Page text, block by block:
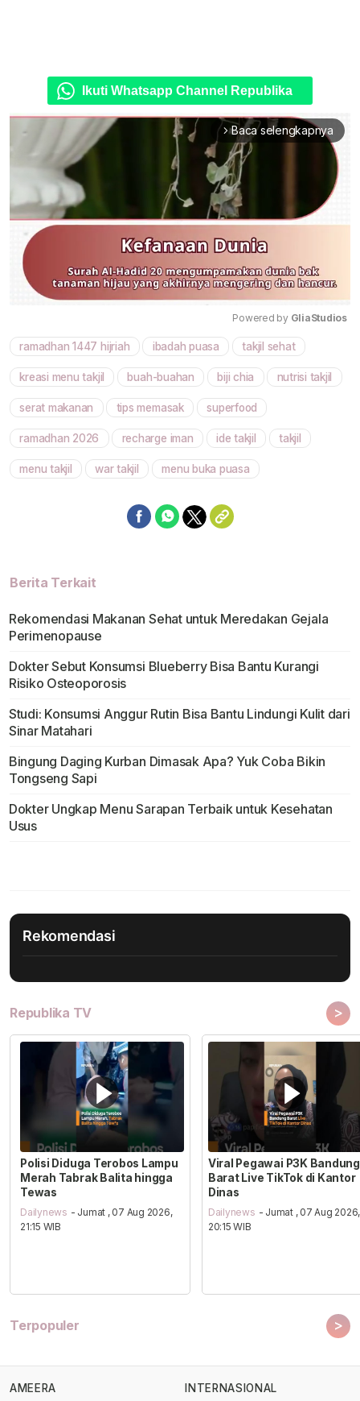
Ikuti Whatsapp Channel Republika
arrow_forward_ios Baca selengkapnya
Mute
Powered by GliaStudios
ramadhan 1447 hijriah ibadah puasa takjil sehat
kreasi menu takjil buah-buahan biji chia nutrisi takjil
serat makanan tips memasak superfood
ramadhan 2026 recharge iman ide takjil takjil
menu takjil war takjil menu buka puasa
Berita Terkait
Rekomendasi Makanan Sehat untuk Meredakan Gejala
Perimenopause
Dokter Sebut Konsumsi Blueberry Bisa Bantu Kurangi
Risiko Osteoporosis
Studi: Konsumsi Anggur Rutin Bisa Bantu Lindungi Kulit dari
Sinar Matahari
Bingung Daging Kurban Dimasak Apa? Yuk Coba Bikin
Tongseng Sapi
Dokter Ungkap Menu Sarapan Terbaik untuk Kesehatan
Usus
Rekomendasi
Republika TV >
Polisi Diduga Terobos Lampu
Merah Tabrak Balita hingga
Tewas
Dailynews - Jumat , 07 Aug 2026,
21:15 WIB
Viral Pegawai P3K Bandung
Barat Live TikTok di Kantor
Dinas
Dailynews - Jumat , 07 Aug 2026,
20:15 WIB
Terpopuler >
AMEERA INTERNASIONAL